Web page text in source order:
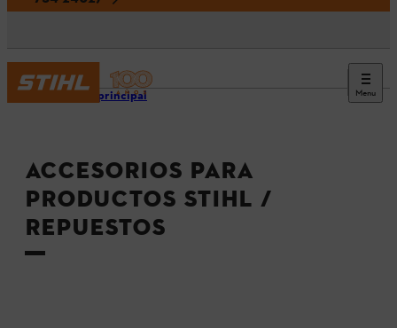
Menu
Página principal
ACCESORIOS PARA
PRODUCTOS STIHL /
REPUESTOS